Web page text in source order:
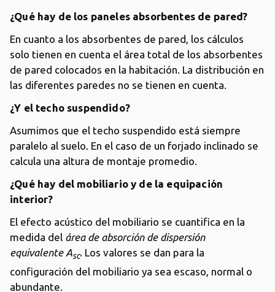
¿Qué hay de los paneles absorbentes de pared?
En cuanto a los absorbentes de pared, los cálculos
solo tienen en cuenta el área total de los absorbentes
de pared colocados en la habitación. La distribución en
las diferentes paredes no se tienen en cuenta.
¿Y el techo suspendido?
Asumimos que el techo suspendido está siempre
paralelo al suelo. En el caso de un forjado inclinado se
calcula una altura de montaje promedio.
¿Qué hay del mobiliario y de la equipación
interior?
El efecto acústico del mobiliario se cuantifica en la
medida del área de absorción de dispersión
equivalente Asc. Los valores se dan para la
configuración del mobiliario ya sea escaso, normal o
abundante.